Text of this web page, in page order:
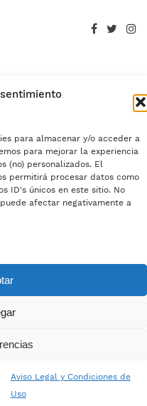
para almacenar y/o acceder a
para mejorar la experiencia
(no) personalizados. El
permitirá procesar datos como
ID's únicos en este sitio. No
afectar negativamente a
Aviso Legal y Condiciones de
Uso